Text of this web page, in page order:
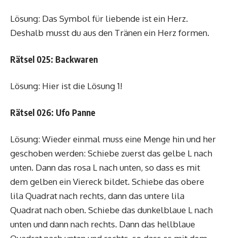
Lösung: Das Symbol für liebende ist ein Herz.
Deshalb musst du aus den Tränen ein Herz formen.
Rätsel 025: Backwaren
Lösung: Hier ist die Lösung 1!
Rätsel 026: Ufo Panne
Lösung: Wieder einmal muss eine Menge hin und her
geschoben werden: Schiebe zuerst das gelbe L nach
unten. Dann das rosa L nach unten, so dass es mit
dem gelben ein Viereck bildet. Schiebe das obere
lila Quadrat nach rechts, dann das untere lila
Quadrat nach oben. Schiebe das dunkelblaue L nach
unten und dann nach rechts. Dann das hellblaue